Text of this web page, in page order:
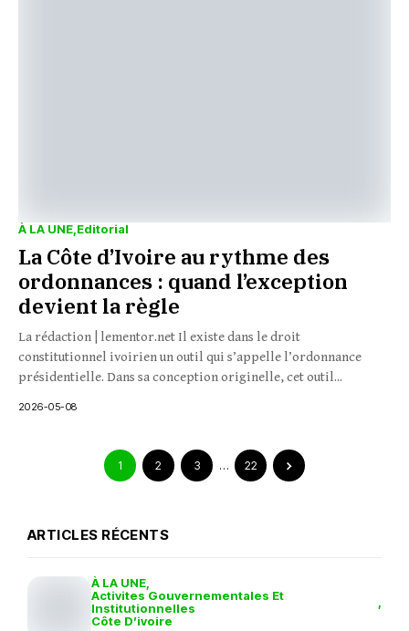
À LA UNE Editorial
La Côte d’Ivoire au rythme des
ordonnances : quand l’exception
devient la règle
La rédaction | lementor.net Il existe dans le droit
constitutionnel ivoirien un outil qui s’appelle l’ordonnance
présidentielle. Dans sa conception originelle, cet outil...
2026-05-08
1 2 3 … 22
ARTICLES RÉCENTS
À LA UNE
Activites Gouvernementales Et
Institutionnelles
Côte D’ivoire